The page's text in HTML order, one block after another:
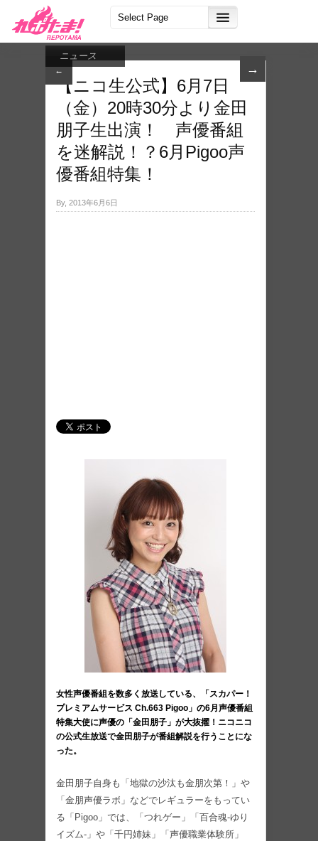
← →
ニュース
【ニコ生公式】6月7日
（金）20時30分より金田
朋子生出演！ 声優番組
を迷解説！？6月Pigoo声
優番組特集！
By, 2013年6月6日
女性声優番組を数多く放送している、「スカパー！
プレミアムサービス Ch.663 Pigoo」の6月声優番組
特集大使に声優の「金田朋子」が大抜擢！ニコニコ
の公式生放送で金田朋子が番組解説を行うことにな
った。
金田朋子自身も「地獄の沙汰も金朋次第！」や
「金朋声優ラボ」などでレギュラーをもってい
る「Pigoo」では、「つれゲー」「百合魂-ゆり
イズム-」や「千円姉妹」「声優職業体験所」